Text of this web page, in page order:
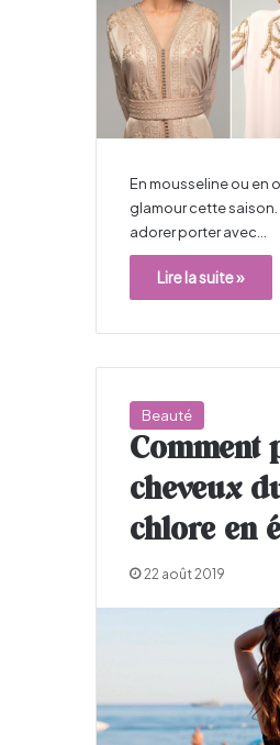
En mousseline ou en
glamour cette
adorer porter avec…
Lire la suite »
Beauté
Comment
cheveux
chlore en
22 août 2019